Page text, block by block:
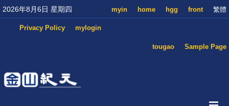
2026年8月6日 星期四 繁體
front
hgg
home
myin
mylogin
Privacy Policy
Sample Page
tougao